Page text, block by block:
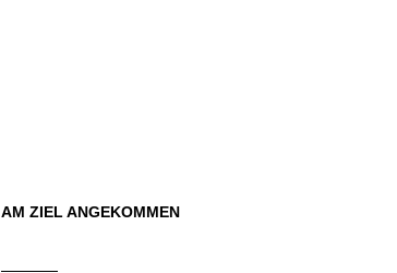
AM ZIEL ANGEKOMMEN